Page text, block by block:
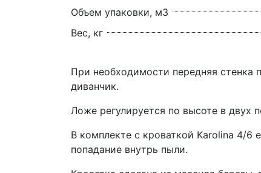
Объем упаковки, м3
Вес, кг
При необходимости передняя стенка
диванчик.
Ложе регулируется по высоте в двух
В комплекте с кроваткой Karolina 4/6
попадание внутрь пыли.